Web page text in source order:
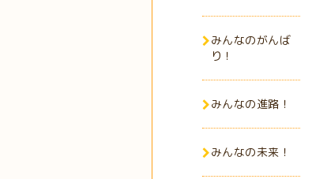
みんなのがんば
り！
みんなの進路！
みんなの未来！